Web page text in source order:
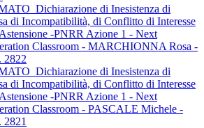
di Inesistenza di
di Incompatibilità, di Conflitto di Interesse
-PNRR Azione 1 - Next
Classroom - MARCHIONNA Rosa -
2822
di Inesistenza di
di Incompatibilità, di Conflitto di Interesse
-PNRR Azione 1 - Next
Classroom - PASCALE Michele -
2821